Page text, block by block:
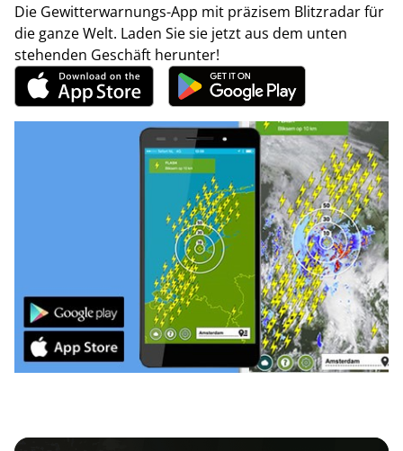
Die Gewitterwarnungs-App mit präzisem Blitzradar für
die ganze Welt. Laden Sie sie jetzt aus dem unten
stehenden Geschäft herunter!